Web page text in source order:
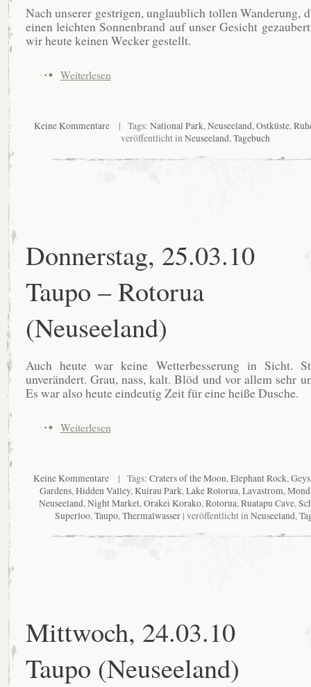
Nach unserer gestrigen, unglaublich tollen Wanderung,
einen leichten Sonnenbrand auf unser Gesicht
wir heute keinen Wecker gestellt.
Weiterlesen
Keine Kommentare| Tags: National Park,Neuseeland,Ostküste,
veröffentlicht inNeuseeland,Tagebuch
Donnerstag, 25.03.10
Taupo – Rotorua
(Neuseeland)
Auch heute war keine Wetterbesserung in Sicht.
unverändert. Grau, nass, kalt. Blöd und vor allem sehr
Es war also heute eindeutig Zeit für eine heiße Dusche.
Weiterlesen
Keine Kommentare | Tags: Craters of the Moon,Elephant Rock,
Gardens,Hidden Valley,Kuirau Park,Lake Rotorua,Lavastrom,
Neuseeland,Night Market,Orakei Korako,Rotorua,Ruatapu Cave,
Superloo,Taupo,Thermalwasser | veröffentlicht inNeuseeland,
Mittwoch, 24.03.10
Taupo (Neuseeland)